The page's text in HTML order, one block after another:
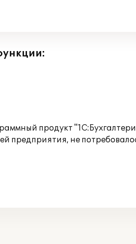
продукт
предприятия, не